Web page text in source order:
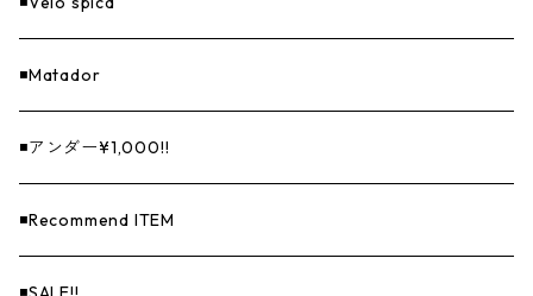
◾️Matador
◾️アンダー¥1,000!!
◾️Recommend ITEM